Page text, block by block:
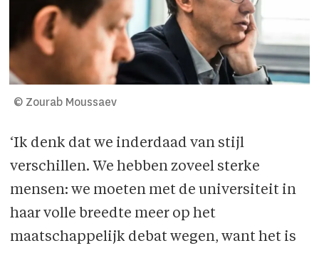
© Zourab Moussaev
‘Ik denk dat we inderdaad van stijl
verschillen. We hebben zoveel sterke
mensen: we moeten met de universiteit in
haar volle breedte meer op het
maatschappelijk debat wegen, want het is